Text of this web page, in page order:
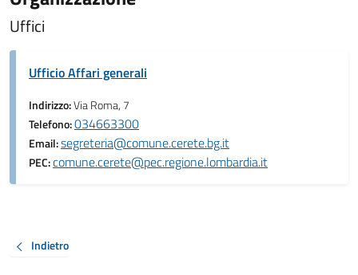
Uffici
Ufficio Affari generali
Indirizzo:Via Roma, 7
Telefono:034663300
Email:segreteria@comune.cerete.bg.it
PEC:comune.cerete@pec.regione.lombardia.it
Indietro